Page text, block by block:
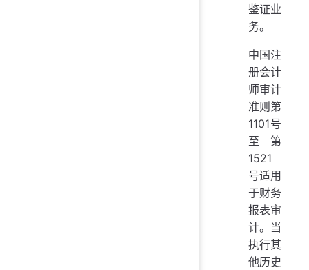
鉴证业
务。
中国注
册会计
师审计
准则第
1101号
至第
1521
号适用
于财务
报表审
计。当
执行其
他历史